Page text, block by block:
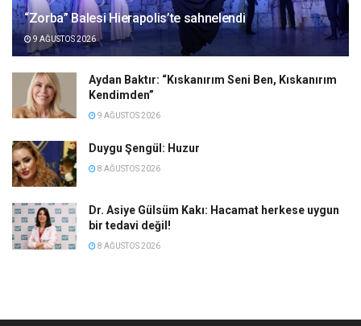
“Zorba” Balesi Hierapolis’te sahnelendi
9 AĞUSTOS 2026
Aydan Baktır: “Kıskanırım Seni Ben, Kıskanırım
Kendimden”
9 AĞUSTOS 2026
Duygu Şengül: Huzur
8 AĞUSTOS 2026
Dr. Asiye Gülsüm Kakı: Hacamat herkese uygun
bir tedavi değil!
8 AĞUSTOS 2026